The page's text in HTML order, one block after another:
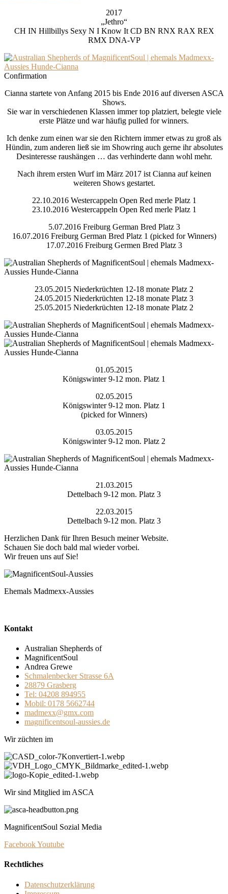
2017
„Jethro“
CH IN Hillbillys Sexy N I Know It CD BN RNX RAX REX
RMX DNA-VP
Confirmation
Cianna startete von Anfang 2015 bis Ende 2016 auf diversen ASCA
Shows.
Sie war in verschiedenen Klassen immer top platziert, belegte viele
erste Plätze und war häufig pulled for winners.
Ich denke zum einen war sie den Richtern immer etwas zu groß als
Hündin, zum anderen ließ sie im Showring auch gerne ihr absolutes
Desinteresse raushängen … das verhinderte dann wohl mehr.
Nach ihrem ersten Wurf im März 2017 ist Cianna auf keinen
weiteren Shows gestartet.
22.10.2016 Westercappeln Open Red merle Platz 1
23.10.2016 Westercappeln Open Red merle Platz 1
5.07.2016 Freiburg German Bred Platz 3
16.07.2016 Freiburg German Bred Platz 1 (picked for Winners)
17.07.2016 Freiburg Germen Bred Platz 3
23.05.2015 Niederkrüchten 12-18 monate Platz 2
24.05.2015 Niederkrüchten 12-18 monate Platz 3
25.05.2015 Niederkrüchten 12-18 monate Platz 2
01.05.2015
Königswinter 9-12 mon. Platz 1
02.05.2015
Königswinter 9-12 mon. Platz 1
(picked for Winners)
03.05.2015
Königswinter 9-12 mon. Platz 2
21.03.2015
Dettelbach 9-12 mon. Platz 3
22.03.2015
Dettelbach 9-12 mon. Platz 3
Herzlichen Dank für Ihren Besuch meiner Website.
Schauen Sie doch bald mal wieder vorbei.
Wir freuen uns auf Sie!
Ehemals Madmexx-Aussies
Kontakt
Australian Shepherds of
MagnificentSoul
Andrea Grewe
Schmalenbecker Strasse 6A
28879 Grasberg
Tel: 04208 894955
Mobil: 0178 5662744
madmexx@gmx.com
magnificentsoul-aussies.de
Wir züchten im
Wir sind Mitglied im ASCA
MagnificentSoul Sozial Media
FacebookYoutube
Rechtliches
Datenschutzerklärung